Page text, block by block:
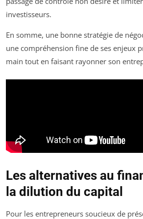
investisseurs.
En somme, une bonne stratégie de
une compréhension fine de ses enjeux
main tout en faisant rayonner son
Les alternatives au
la dilution du capital
Pour les entrepreneurs soucieux de